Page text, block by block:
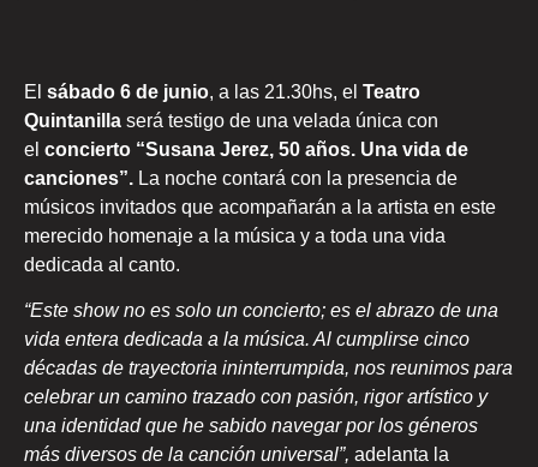
El sábado 6 de junio, a las 21.30hs, el Teatro
Quintanilla será testigo de una velada única con
el concierto “Susana Jerez, 50 años. Una vida de
canciones”. La noche contará con la presencia de
músicos invitados que acompañarán a la artista en este
merecido homenaje a la música y a toda una vida
dedicada al canto.
“Este show no es solo un concierto; es el abrazo de una
vida entera dedicada a la música. Al cumplirse cinco
décadas de trayectoria ininterrumpida, nos reunimos para
celebrar un camino trazado con pasión, rigor artístico y
una identidad que he sabido navegar por los géneros
más diversos de la canción universal”, adelanta la